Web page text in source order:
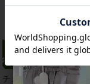
チェコクリスタルガ